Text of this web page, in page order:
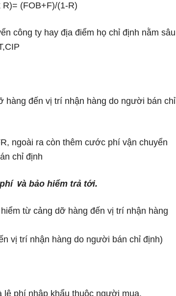
(FOB+F)/(1-R)
công ty hay địa điểm họ chỉ định nằm sâu
đến vị trí nhận hànɡ do người bán chỉ
ngoài ra còn thêm cước phí vận chuyển
chỉ định
∨à bảo hiểm tɾả tới.
từ cảng dỡ hànɡ đến vị trí nhận hànɡ
vị trí nhận hànɡ do người bán chỉ định)
phí nhập khẩu thuộc người mua.